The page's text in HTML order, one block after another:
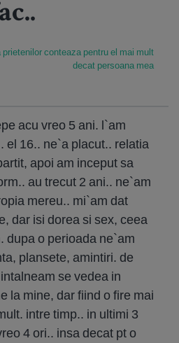
prietenilor conteaza pentru el mai mult
decat persoana mea
acu vreo 5 ani. l`am
el 16.. ne`a placut.. relatia
apoi am inceput sa
au trecut 2 ani.. ne`am
mereu.. mi`am dat
dar isi dorea si sex, ceea
dupa o perioada ne`am
plansete, amintiri. de
se vedea in
la mine, dar fiind o fire mai
intre timp.. in ultimi 3
4 ori.. insa decat pt o